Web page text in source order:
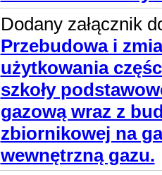
Dodany załącznik
Przebudowa i
użytkowania
szkoły
gazową wraz z
zbiornikowej na
wewnętrzną gazu.